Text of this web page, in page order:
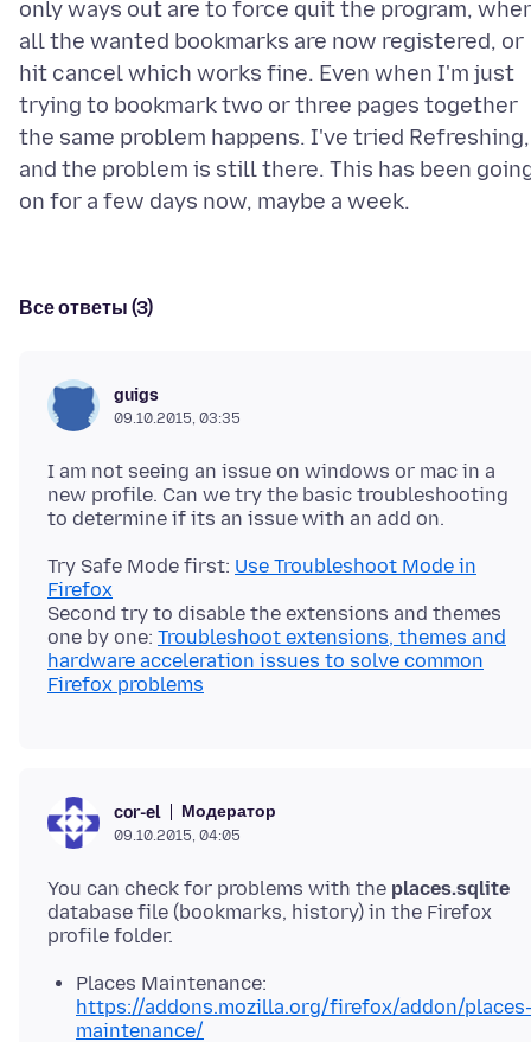
only ways out are to force quit the program,
all the wanted bookmarks are now registered, or
hit cancel which works fine. Even when I'm just
trying to bookmark two or three pages together
the same problem happens. I've tried Refreshing,
and the problem is still there. This has been
Все ответы (3)
guigs
09.10.2015, 03:35
I am not seeing an issue on windows or mac in a
new profile. Can we try the basic troubleshooting
Try Safe Mode first: Use Troubleshoot Mode in
Firefox
Second try to disable the extensions and themes
one by one: Troubleshoot extensions, themes and
hardware acceleration issues to solve common
Firefox problems
cor-el Модератор
09.10.2015, 04:05
You can check for problems with the places.sqlite
database file (bookmarks, history) in the Firefox
Places Maintenance:
https://addons.mozilla.org/firefox/addon/places-
maintenance/